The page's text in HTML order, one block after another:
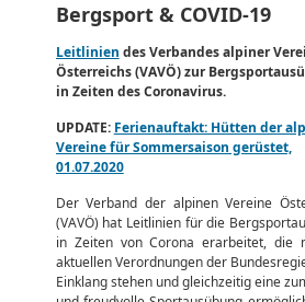
Bergsport & COVID-19
Leitlinien des Verbandes alpiner
Österreichs (VAVÖ) zur
in Zeiten des Coronavirus.
UPDATE: Ferienauftakt: Hütten der
Vereine für Sommersaison gerüstet,
01.07.2020
Der Verband der alpinen Vereine
(VAVÖ) hat Leitlinien für die
in Zeiten von Corona erarbeitet, die
aktuellen Verordnungen der
Einklang stehen und gleichzeitig eine